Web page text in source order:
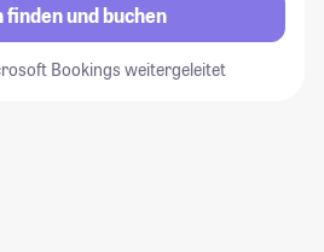
finden und buchen
Bookings weitergeleitet